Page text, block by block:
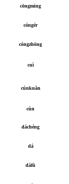
cōngming
cóngér
cóngzhōng
cuì
cúnkuǎn
cùn
dáchéng
dá
dáfù